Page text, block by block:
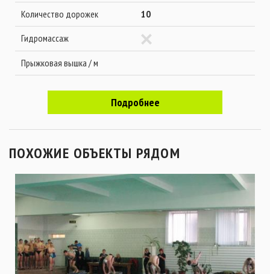
Количество дорожек
10
Гидромассаж
Прыжковая вышка / м
Подробнее
ПОХОЖИЕ ОБЪЕКТЫ РЯДОМ